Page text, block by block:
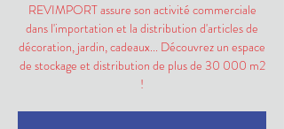
REVIMPORT assure son activité commerciale
dans l'importation et la distribution d'articles de
décoration, jardin, cadeaux... Découvrez un espace
de stockage et distribution de plus de 30 000 m2
!